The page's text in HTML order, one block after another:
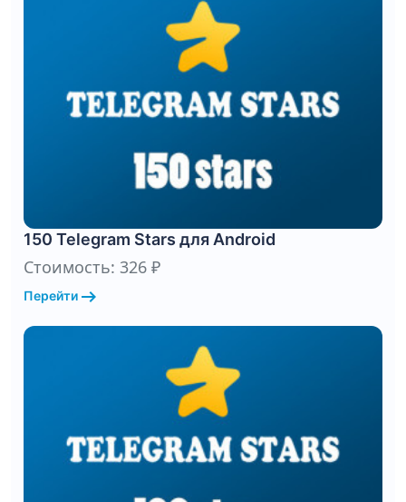
150 Telegram Stars для Android
Стоимость: 326 ₽
Перейти arrow_right_alt